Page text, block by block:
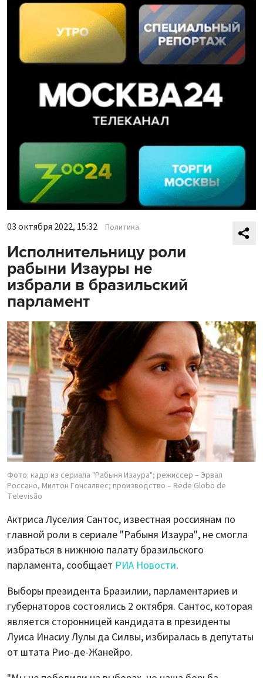
03 октября 2022, 15:32 Политика
Исполнительницу роли
рабыни Изауры не
избрали в бразильский
парламент
Фото: кадр из сериала "Рабыня Изаура"; режиссер – Эрвал
Россано, Милтон Гонсалвес; производство – Rede Globo de
Televisão
Актриса Луселия Сантос, известная россиянам по
главной роли в сериале "Рабыня Изаура", не смогла
избраться в нижнюю палату бразильского
парламента, сообщает РИА Новости.
Выборы президента Бразилии, парламентариев и
губернаторов состоялись 2 октября. Сантос, которая
является сторонницей кандидата в президенты
Луиса Инасиу Лулы да Силвы, избиралась в депутаты
от штата Рио-де-Жанейро.